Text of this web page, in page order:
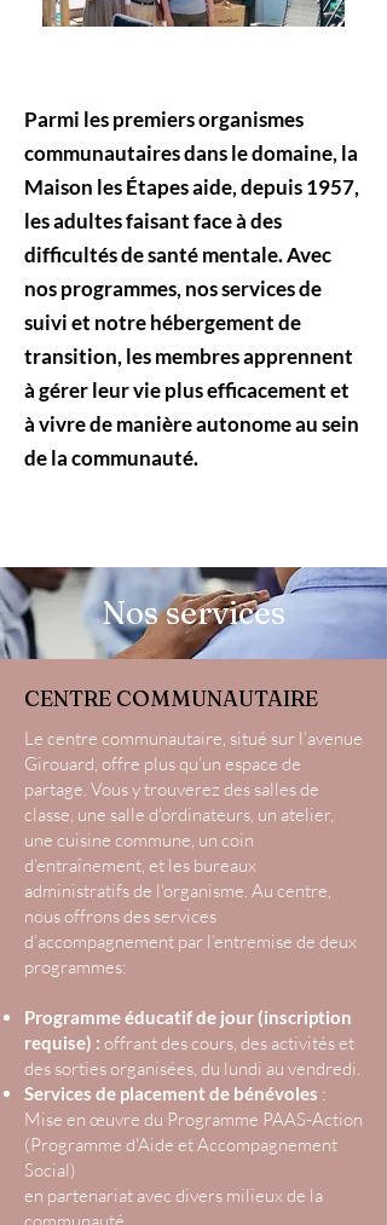
Parmi les premiers organismes
communautaires dans le domaine, la
Maison les Étapes aide, depuis 1957,
les adultes faisant face à des
difficultés de santé mentale. Avec
nos programmes, nos services de
suivi et notre hébergement de
transition, les membres apprennent
à gérer leur vie plus efficacement et
à vivre de manière autonome au sein
de la communauté.
Nos services
CENTRE COMMUNAUTAIRE
Le centre communautaire, situé sur l’avenue
Girouard, offre plus qu’un espace de
partage. Vous y trouverez des salles de
classe, une salle d'ordinateurs, un atelier,
une cuisine commune, un coin
d’entraînement, et les bureaux
administratifs de l'organisme. Au centre,
nous offrons des services
d’accompagnement par l’entremise de deux
programmes:
Programme éducatif de jour (inscription
requise) : offrant des cours, des activités et
des sorties organisées, du lundi au vendredi.
Services de placement de bénévoles :
Mise en œuvre du Programme PAAS-Action
(Programme d'Aide et Accompagnement
Social)
en partenariat avec divers milieux de la